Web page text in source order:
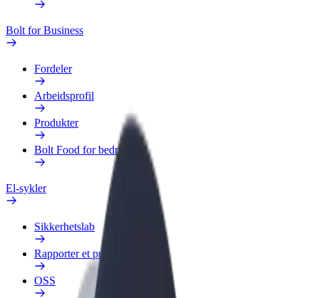
Bolt for Business
Fordeler
Arbeidsprofil
Produkter
Bolt Food for bedrifter
El-sykler
Sikkerhetslab
Rapporter et problem
OSS